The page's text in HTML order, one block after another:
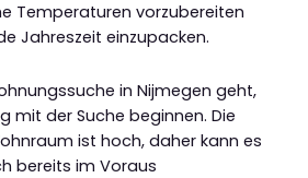
Temperaturen vorzubereiten
Jahreszeit einzupacken.
in Nijmegen geht,
mit der Suche beginnen. Die
ist hoch, daher kann es
bereits im Voraus